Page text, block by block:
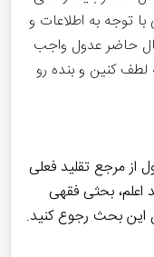
توجه به اطلاعات و
حاضر عدول واجب
کنین و بنده رو
از مرجع تقلید فعلی
بحثی فقهی
این بحث رجوع کنید.